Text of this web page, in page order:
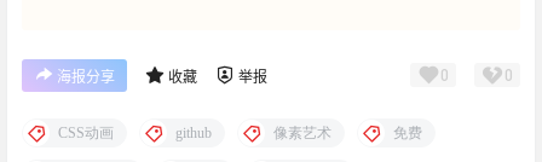
海报分享 收藏 举报 0 0
CSS动画 github 像素艺术 免费